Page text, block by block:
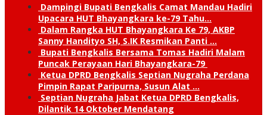
Dampingi Bupati Bengkalis Camat Mandau Hadiri
Upacara HUT Bhayangkara ke-79 Tahu…
Dalam Rangka HUT Bhayangkara Ke 79, AKBP
Sanny Handityo SH, S.IK Resmikan Panti …
Bupati Bengkalis Bersama Tomas Hadiri Malam
Puncak Perayaan Hari Bhayangkara-79
Ketua DPRD Bengkalis Septian Nugraha Perdana
Pimpin Rapat Paripurna, Susun Alat …
Septian Nugraha Jabat Ketua DPRD Bengkalis,
Dilantik 14 Oktober Mendatang